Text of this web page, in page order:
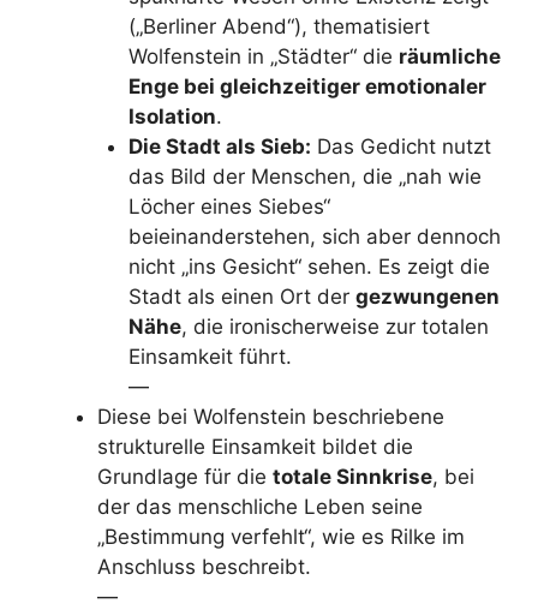
(„Berliner Abend“), thematisiert
Wolfenstein in „Städter“ die räumliche
Enge bei gleichzeitiger emotionaler
Isolation.
Die Stadt als Sieb: Das Gedicht nutzt
das Bild der Menschen, die „nah wie
Löcher eines Siebes“
beieinanderstehen, sich aber dennoch
nicht „ins Gesicht“ sehen. Es zeigt die
Stadt als einen Ort der gezwungenen
Nähe, die ironischerweise zur totalen
Einsamkeit führt.
—
Diese bei Wolfenstein beschriebene
strukturelle Einsamkeit bildet die
Grundlage für die totale Sinnkrise, bei
der das menschliche Leben seine
„Bestimmung verfehlt“, wie es Rilke im
Anschluss beschreibt.
—